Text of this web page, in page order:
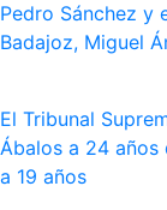
Pedro Sánchez y
Badajoz, Miguel
El Tribunal
Ábalos a 24 años
a 19 años